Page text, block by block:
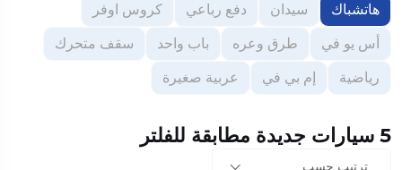
هاتشباك
سيدان دفع رباعي
كروس اوفر
أس يو في
طرق وعره باب واحد
سقف متحرك
رياضية
إم بي في عربية صغيرة
5 سيارات جديدة مطابقة للفلتر
ترتيب حسب